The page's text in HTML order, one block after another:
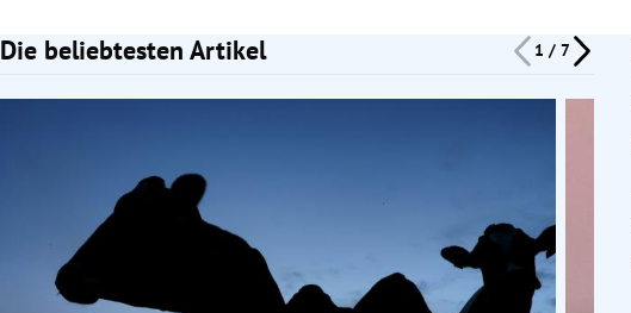
Die beliebtesten Artikel 1 / 7
Slide 1 von 7